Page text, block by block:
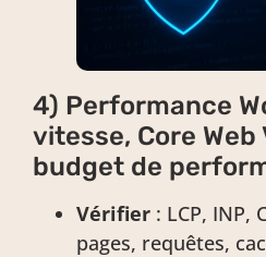
4) Performance
vitesse, Core
budget de
Vérifier : LCP, INP,
pages, requêtes,